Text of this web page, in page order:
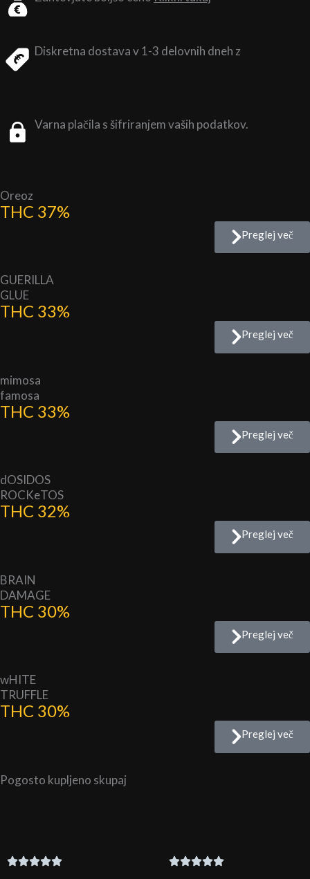
Diskretna dostava v 1-3 delovnih dneh z
Varna plačila s šifriranjem vaših podatkov.
Oreoz
THC 37%
Preglej več
GUERILLA
GLUE
THC 33%
Preglej več
mimosa
famosa
THC 33%
Preglej več
dOSIDOS
ROCKeTOS
THC 32%
Preglej več
BRAIN
DAMAGE
THC 30%
Preglej več
wHITE
TRUFFLE
THC 30%
Preglej več
Pogosto kupljeno skupaj